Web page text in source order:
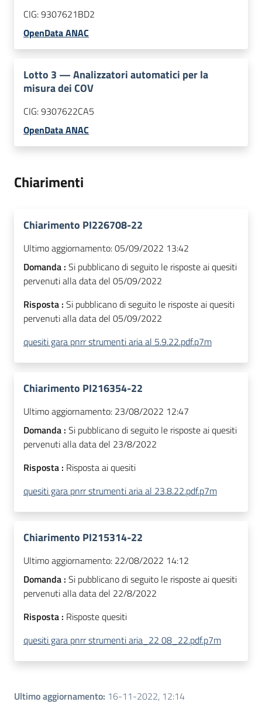
CIG:9307621BD2
OpenData ANAC
Lotto 3 —Analizzatori automatici per la
misura dei COV
CIG:9307622CA5
OpenData ANAC
Chiarimenti
Chiarimento PI226708-22
Ultimo aggiornamento:05/09/2022 13:42
Domanda : Si pubblicano di seguito le risposte ai quesiti
pervenuti alla data del 05/09/2022
Risposta : Si pubblicano di seguito le risposte ai quesiti
pervenuti alla data del 05/09/2022
quesiti gara pnrr strumenti aria al 5.9.22.pdf.p7m
Chiarimento PI216354-22
Ultimo aggiornamento: 23/08/2022 12:47
Domanda : Si pubblicano di seguito le risposte ai quesiti
pervenuti alla data del 23/8/2022
Risposta : Risposta ai quesiti
quesiti gara pnrr strumenti aria al 23.8.22.pdf.p7m
Chiarimento PI215314-22
Ultimo aggiornamento: 22/08/2022 14:12
Domanda : Si pubblicano di seguito le risposte ai quesiti
pervenuti alla data del 22/8/2022
Risposta : Risposte quesiti
quesiti gara pnrr strumenti aria_22 08_22.pdf.p7m
Ultimo aggiornamento: 16-11-2022, 12:14